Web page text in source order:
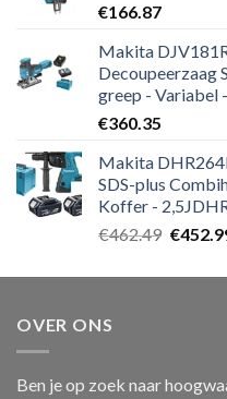
€166.87
Makita
Decoupeerzaag
greep -
€360.35
Makita
SDS-plus
Koffer -
€462.49
was:
€
OVER ONS
Ben je op zoek naar